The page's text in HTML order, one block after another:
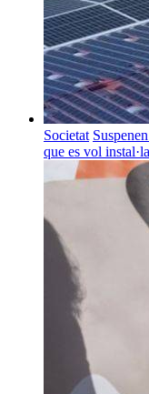
Societat
que es vol